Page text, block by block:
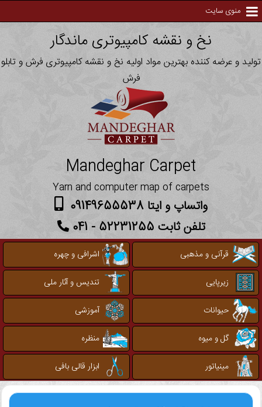
منوی سایت
نخ و نقشه کامپیوتری ماندگار
تولید و عرضه کننده بهترین مواد اولیه نخ و نقشه کامپیوتری فرش و تابلو
فرش
Mandeghar Carpet
Yarn and computer map of carpets
واتساپ و ایتا 09149655538
تلفن ثابت 52231255 - 041
قرآنی و مذهبی
اشرافی و چهره
زیرپایی
تندیس و آثار ملی
حیوانات
آموزشی
گل و میوه
منظره
مینیاتور
ابزار قالی بافی